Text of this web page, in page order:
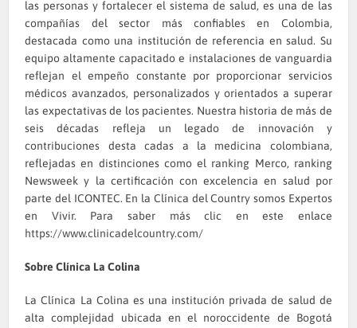
las personas y fortalecer el sistema de salud, es una de las
compañías del sector más confiables en Colombia,
destacada como una institución de referencia en salud. Su
equipo altamente capacitado e instalaciones de vanguardia
reflejan el empeño constante por proporcionar servicios
médicos avanzados, personalizados y orientados a superar
las expectativas de los pacientes. Nuestra historia de más de
seis décadas refleja un legado de innovación y
contribuciones desta cadas a la medicina colombiana,
reflejadas en distinciones como el ranking Merco, ranking
Newsweek y la certificación con excelencia en salud por
parte del ICONTEC. En la Clínica del Country somos Expertos
en Vivir. Para saber más clic en este enlace
https://www.clinicadelcountry.com/
Sobre Clínica La Colina
La Clínica La Colina es una institución privada de salud de
alta complejidad ubicada en el noroccidente de Bogotá